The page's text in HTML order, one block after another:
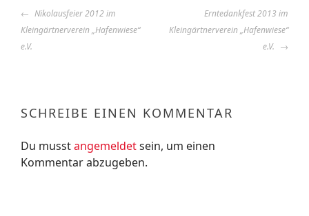
BEITRAGS-
NAVIGATION
Nikolausfeier 2012 im
Kleingärtnerverein „Hafenwiese“
e.V.
Erntedankfest 2013 im
Kleingärtnerverein „Hafenwiese“
e.V.
SCHREIBE EINEN KOMMENTAR
Du musstangemeldetsein, um einen
Kommentar abzugeben.